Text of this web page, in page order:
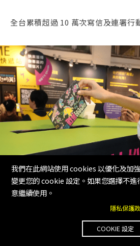
全台累積超過 10 萬次寫信及連署行
平凡人的寫信行動
人的生命，有人獲得
我們在此網站使用 cookies 以優化及加
變更您的 cookie 設定。如果您選擇不
意繼續使用。
隱私保護
COOKIE 設定